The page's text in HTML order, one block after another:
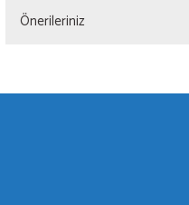
Önerileriniz
gördüğünüz noktaları öneri